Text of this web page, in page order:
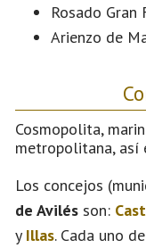
Rosado Gran
Arienzo de
Cosmopolita,
metropolitana, así
Los concejos
de Avilés son:
y Illas. Cada uno